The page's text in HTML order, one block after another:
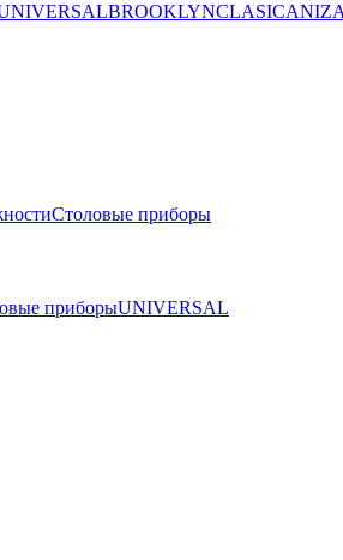
BROOKLYNCLASICANIZA
Столовые приборы
приборыUNIVERSAL